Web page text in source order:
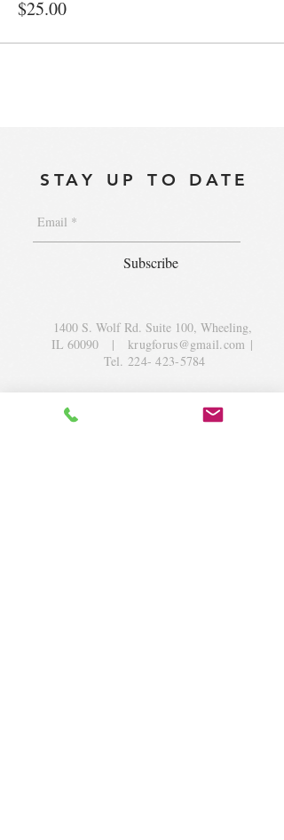
$25.00
STAY UP TO DATE
Subscribe
1400 S. Wolf Rd. Suite 100, Wheeling,
IL 60090 |krugforus@gmail.com |
Tel.224- 423-5784